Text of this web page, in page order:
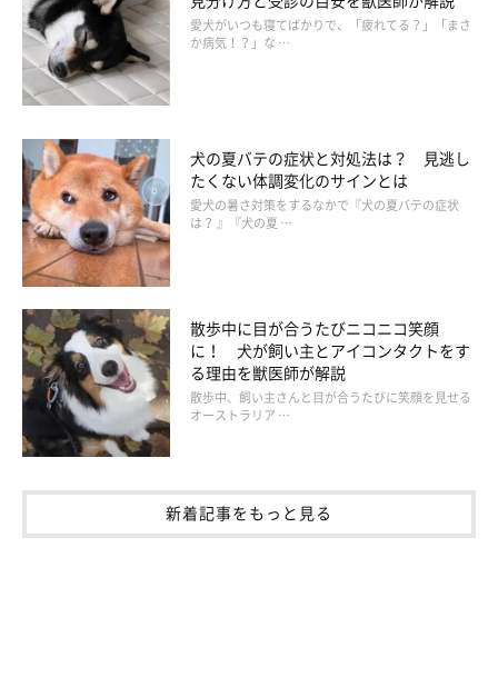
愛犬がいつも寝てばかりで、「疲れてる？」「まさ
か病気！？」な …
犬の夏バテの症状と対処法は？ 見逃し
たくない体調変化のサインとは
愛犬の暑さ対策をするなかで『犬の夏バテの症状
は？ 』『犬の夏 …
散歩中に目が合うたびニコニコ笑顔
に！ 犬が飼い主とアイコンタクトをす
る理由を獣医師が解説
散歩中、飼い主さんと目が合うたびに笑顔を見せる
オーストラリア …
新着記事をもっと見る